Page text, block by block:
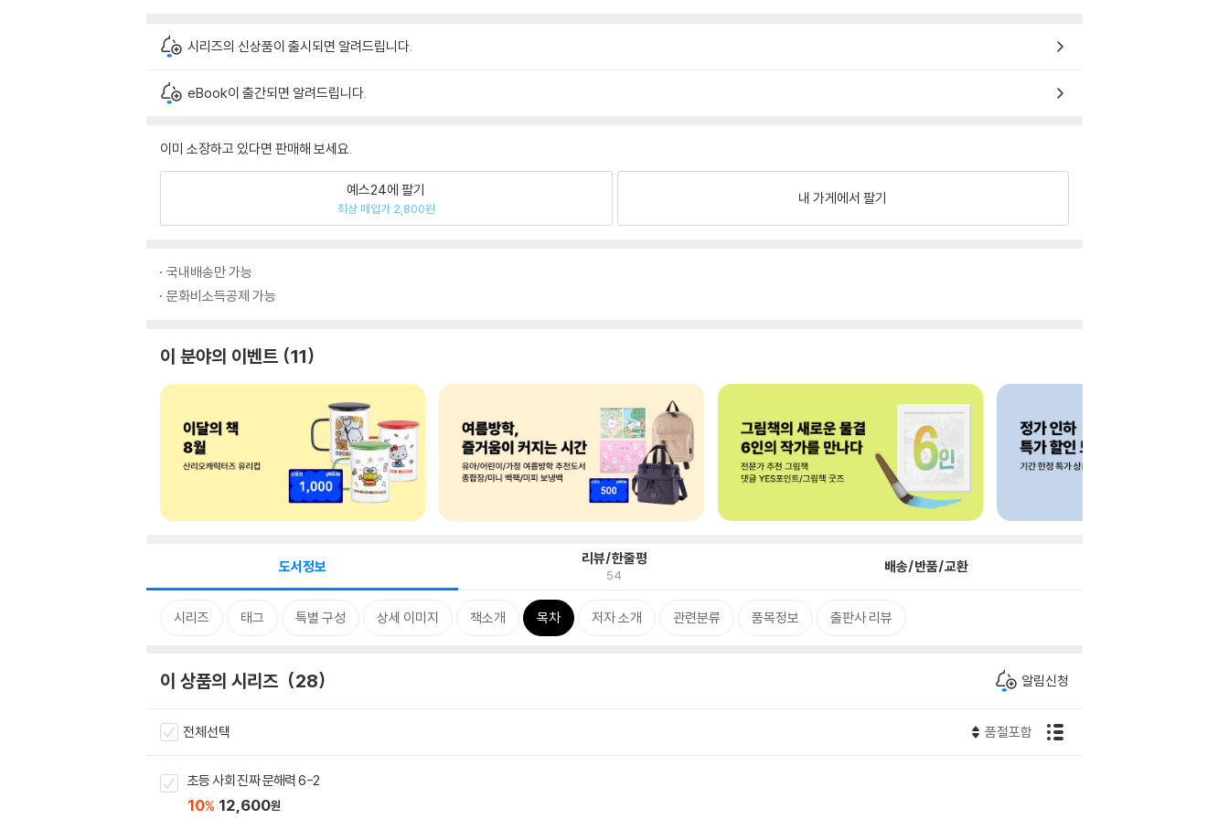
시리즈의 신상품이 출시되면 알려드립니다.
eBook이 출간되면 알려드립니다.
이미 소장하고 있다면 판매해 보세요.
예스24에 팔기
최상 매입가 2,800원
내 가게에서 팔기
국내배송만 가능
문화비소득공제 가능
이 분야의 이벤트 11
도서정보 리뷰/한줄평
54 배송/반품/교환
시리즈 태그 특별 구성 상세 이미지 책소개 목차 저자 소개 관련분류 품목정보 출판사 리뷰
이 상품의 시리즈 28 알림신청
전체선택 품절포함
초등 사회 진짜 문해력 6-2
10% 12,600원